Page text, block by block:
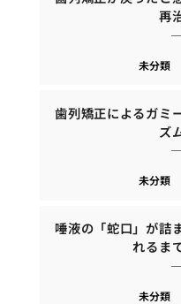
再
未分類
歯列矯正によるガミ
ズ
未分類
唾液の「蛇口」が詰
れるま
未分類